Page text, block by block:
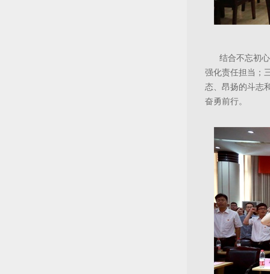
结合不忘初
强化责任担当；
态、昂扬的斗志
奋勇前行。